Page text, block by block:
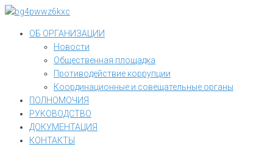
Перейти
контентуОБ ОРГАНИЗАЦИИ
Новости
Общественная площадка
Противодействие коррупции
Координационные и совещательные органы
ПОЛНОМОЧИЯ
РУКОВОДСТВО
ДОКУМЕНТАЦИЯ
КОНТАКТЫ